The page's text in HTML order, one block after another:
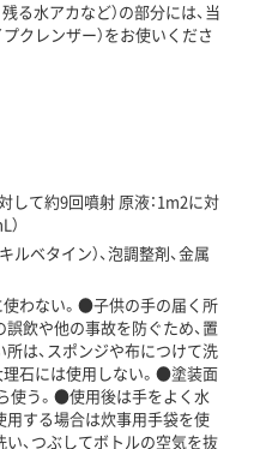
る水アカなど）の部分には、当
プクレンザー）をお使いくださ
して約9回噴射 原液：1m2に対
ルベタイン）、泡調整剤、金属
使わない。●子供の手の届く所
飲や他の事故を防ぐため、置
は、スポンジや布につけて洗
石には使用しない。●塗装面
使う。●使用後は手をよく水
する場合は炊事用手袋を使
、つぶしてボトルの空気を抜